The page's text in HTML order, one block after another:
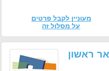
מעוניין לקבל פרטים
על מסלול זה
ראשון